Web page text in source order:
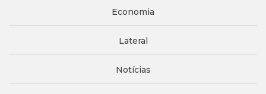
Economia
Lateral
Notícias